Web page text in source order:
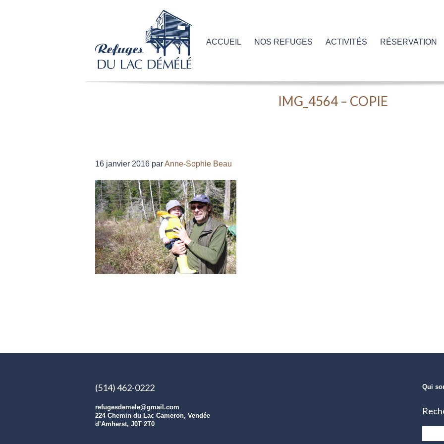
ACCUEIL NOS REFUGES ACTIVITÉS RÉSERVATION
IMG_4564 – COPIE
16 janvier 2016 parAnne-Sophie Beau
(514) 462-0222
refugesdemele@gmail.com
224 Chemin du Lac Cameron, Vendée
d’Amherst, J0T 2T0
Qui